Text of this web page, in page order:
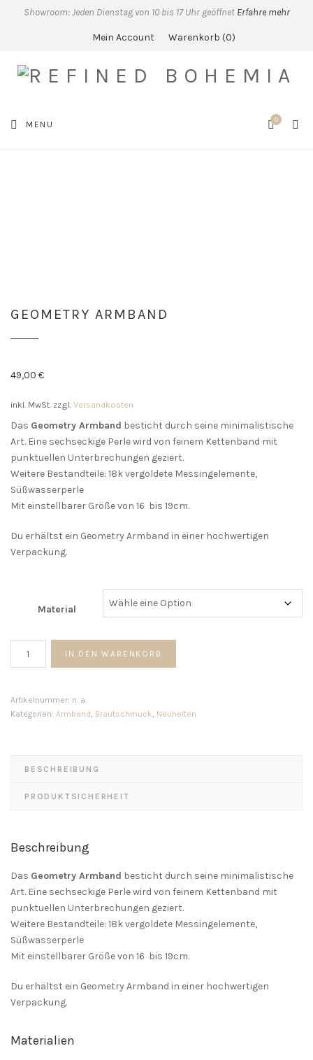
Showroom: Jeden Dienstag von 10 bis 17 Uhr geöffnet Erfahre mehr
Mein Account Warenkorb 0
MENU 0
GEOMETRY ARMBAND
49,00 €
inkl. MwSt. zzgl. Versandkosten
Das Geometry Armband besticht durch seine minimalistische
Art. Eine sechseckige Perle wird von feinem Kettenband mit
punktuellen Unterbrechungen geziert.
Weitere Bestandteile: 18k vergoldete Messingelemente,
Süßwasserperle
Mit einstellbarer Größe von 16 bis 19cm.
Du erhältst ein Geometry Armband in einer hochwertigen
Verpackung.
Material
IN DEN WARENKORB
Artikelnummer: n. a.
Kategorien: Armband, Brautschmuck, Neuheiten
BESCHREIBUNG
PRODUKTSICHERHEIT
Beschreibung
Das Geometry Armband besticht durch seine minimalistische
Art. Eine sechseckige Perle wird von feinem Kettenband mit
punktuellen Unterbrechungen geziert.
Weitere Bestandteile: 18k vergoldete Messingelemente,
Süßwasserperle
Mit einstellbarer Größe von 16 bis 19cm.
Du erhältst ein Geometry Armband in einer hochwertigen
Verpackung.
Materialien